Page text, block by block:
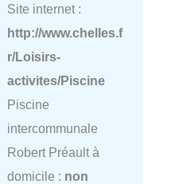
Site internet :
http://www.chelles.f
r/Loisirs-
activites/Piscine
Piscine
intercommunale
Robert Préault à
domicile : non